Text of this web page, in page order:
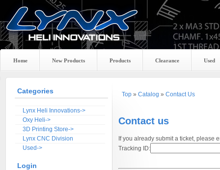
Home New Products Products Clearance Used
Top» Catalog » Contact Us
Contact us
If you already submit a ticket, please
Tracking ID:
Categories
Lynx Heli Innovations->
Oxy Heli->
3D Printing Store->
Lynx CNC Division
Used->
Login